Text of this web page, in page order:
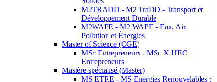
M2TRADD - M2 TraDD - Transport et
Développement Durable
M2WAPE - M2 WAPE - Eau, Air,
Pollution et Énergies
Master of Science (CGE)
MSc Entrepreneurs - MSc X-HEC
Entrepreneurs
Mastère spécialisé (Master)
MS ETRE - MS Energies Renouvelables :